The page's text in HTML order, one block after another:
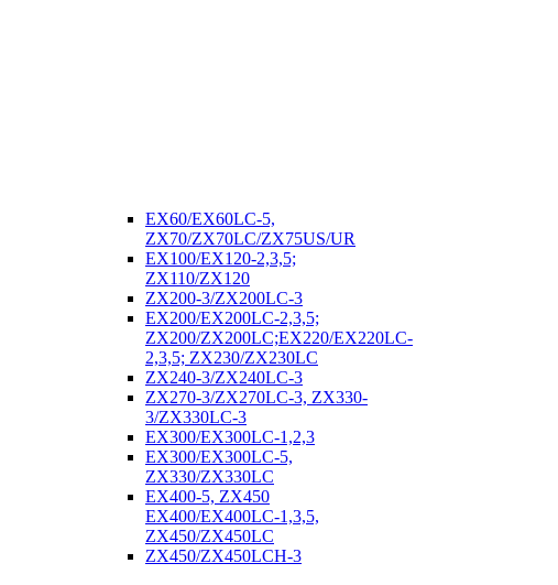
EX60/EX60LC-5,
ZX70/ZX70LC/ZX75US/UR
EX100/EX120-2,3,5;
ZX110/ZX120
ZX200-3/ZX200LC-3
EX200/EX200LC-2,3,5;
ZX200/ZX200LC;EX220/EX220LC-
2,3,5; ZX230/ZX230LC
ZX240-3/ZX240LC-3
ZX270-3/ZX270LC-3, ZX330-
3/ZX330LC-3
EX300/EX300LC-1,2,3
EX300/EX300LC-5,
ZX330/ZX330LC
EX400-5, ZX450
EX400/EX400LC-1,3,5,
ZX450/ZX450LC
ZX450/ZX450LCH-3